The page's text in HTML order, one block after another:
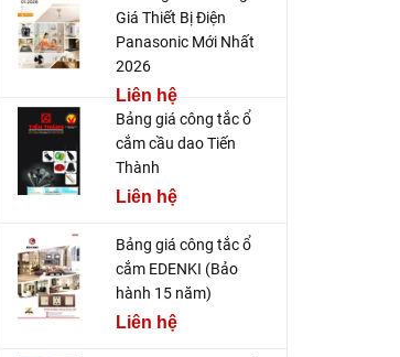
Giá Thiết Bị Điện
Panasonic Mới Nhất
2026
Liên hệ
Bảng giá công tắc ổ
cắm cầu dao Tiến
Thành
Liên hệ
Bảng giá công tắc ổ
cắm EDENKI (Bảo
hành 15 năm)
Liên hệ